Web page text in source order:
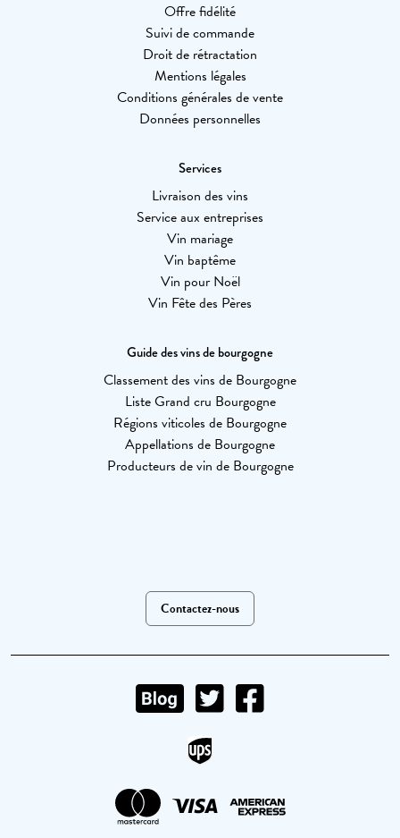
Offre fidélité
Suivi de commande
Droit de rétractation
Mentions légales
Conditions générales de vente
Données personnelles
Services
Livraison des vins
Service aux entreprises
Vin mariage
Vin baptême
Vin pour Noël
Vin Fête des Pères
Guide des vins de bourgogne
Classement des vins de Bourgogne
Liste Grand cru Bourgogne
Régions viticoles de Bourgogne
Appellations de Bourgogne
Producteurs de vin de Bourgogne
Contactez-nous